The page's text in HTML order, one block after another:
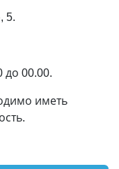
5.
00.00.
иметь